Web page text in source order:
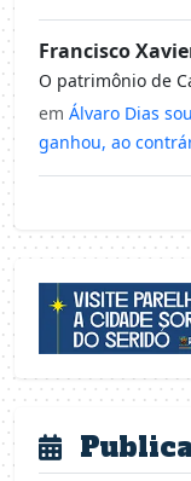
Francisco
O patrimônio de
em Álvaro Dias
ganhou, ao